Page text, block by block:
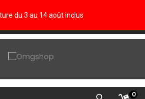
du 3 au 14 août inclus
0